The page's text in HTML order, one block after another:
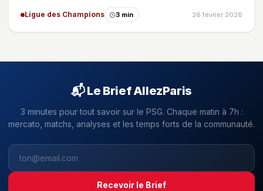
Ligue des Champions 3 min 26 février 2026
📬 Le Brief AllezParis
3 minutes pour tout savoir sur le PSG. Chaque matin à 7h :
mercato, matchs, analyses et les temps forts de la communauté.
Recevoir le Brief